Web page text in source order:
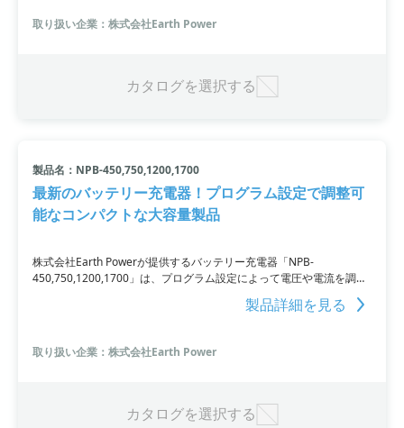
き、最大4,800WまでParallel接続も可能です。
取り扱い企業：株式会社Earth Power
カタログを選択する
製品名：NPB-450,750,1200,1700
最新のバッテリー充電器！プログラム設定で調整可
能なコンパクトな大容量製品
株式会社Earth Powerが提供するバッテリー充電器「NPB-
450,750,1200,1700」は、プログラム設定によって電圧や電流を調整
できる革新的な製品です。コンパクトながらも大容量で、幅広い入力
電圧に対応しています。450と750シリーズには自動測距バッテリー
搭載しており、それぞれ特許取得済みの自動測距バッテリー検出技術
を使用しています。充電方式の選択や充電電圧・電流の調整、各種保
製品詳細を見る
取り扱い企業：株式会社Earth Power
カタログを選択する